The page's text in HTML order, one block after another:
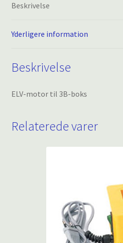
Beskrivelse
Yderligere information
Beskrivelse
ELV-motor til 3B-boks
Relaterede varer